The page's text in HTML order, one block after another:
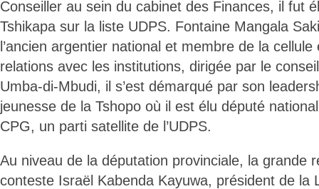
Conseiller au sein du cabinet des Finances, il fut
Tshikapa sur la liste UDPS. Fontaine Mangala
l’ancien argentier national et membre de la
relations avec les institutions, dirigée par le
Umba-di-Mbudi, il s’est démarqué par son
jeunesse de la Tshopo où il est élu député
CPG, un parti satellite de l’UDPS.
Au niveau de la députation provinciale, la grande
conteste Israël Kabenda Kayuwa, président de la